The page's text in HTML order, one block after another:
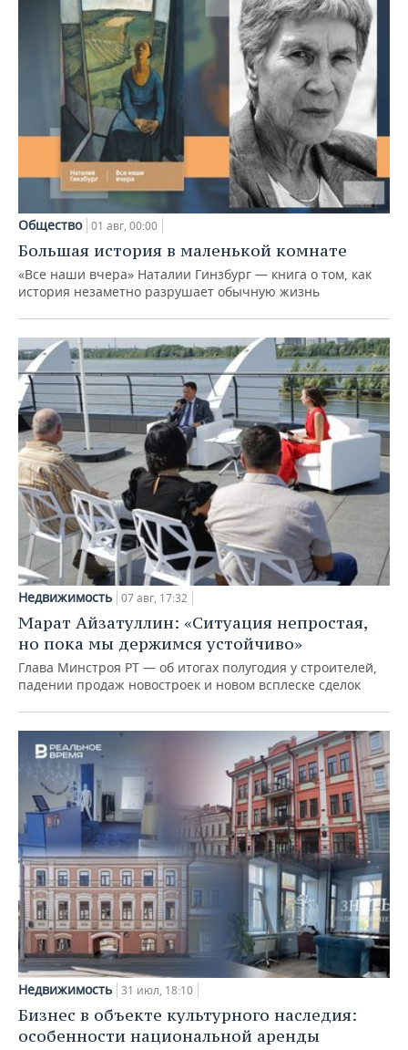
Общество 01 авг, 00:00
Большая история в маленькой комнате
«Все наши вчера» Наталии Гинзбург — книга о том, как
история незаметно разрушает обычную жизнь
Недвижимость 07 авг, 17:32
Марат Айзатуллин: «Ситуация непростая,
но пока мы держимся устойчиво»
Глава Минстроя РТ — об итогах полугодия у строителей,
падении продаж новостроек и новом всплеске сделок
Недвижимость 31 июл, 18:10
Бизнес в объекте культурного наследия:
особенности национальной аренды